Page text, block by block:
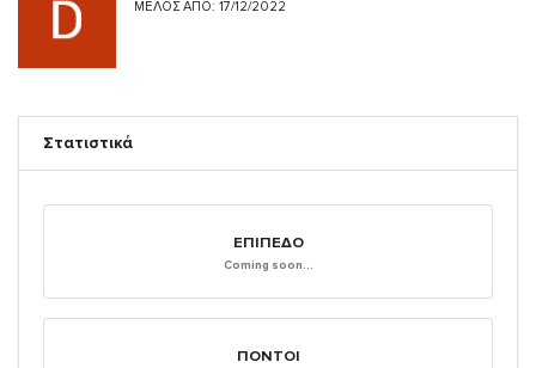
ΜΈΛΟΣ ΑΠΌ: 17/12/2022
Στατιστικά
ΕΠΊΠΕΔΟ
Coming soon...
ΠΌΝΤΟΙ